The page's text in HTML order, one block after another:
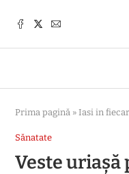
Prima pagină » Iasi in
Sănatate
Veste uriașă